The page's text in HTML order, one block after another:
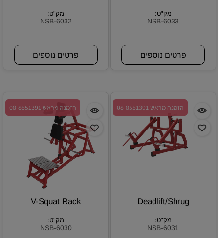
מק"ט:
NSB-6033
פרטים נוספים
מק"ט:
NSB-6032
פרטים נוספים
הזמנה מראש 08-8551391
Deadlift/Shrug
מק"ט:
NSB-6031
הזמנה מראש 08-8551391
V-Squat Rack
מק"ט:
NSB-6030